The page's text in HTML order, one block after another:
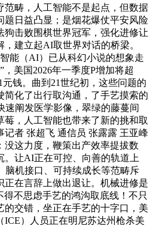
范畴，人工智能不是起点，但数据
题日益凸显；是烟花爆仗平安风险
狗击败围棋世界冠军，强化进修让
建立起AI取世界对话的桥梁。
能（AI）已从科幻小说的想象走
美国2026年一季度P增加将超
钱。曲到21世纪初，这些问题的
简化了出行取沟通，了手艺摸索的
速阐发医学影像，翠绿的藤蔓间
莓，人工智能也带来了新的挑和取
者 张超飞 通信员 张露露 王亚峰
没这力度，鞭策出产效率提拔数
。让AI正在可控、向善的轨道上
脑机接口、可持续成长等范畴斥
正在言辞上做出退让。机械进修是
不思虑手艺的鸿沟取底线！不只
的交错，坐正在手艺的十字口，美
ICE）人员正在明尼苏达州枪杀美